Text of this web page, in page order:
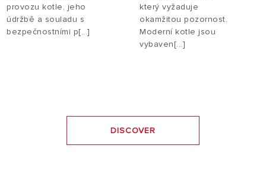
provozu kotle, jeho
údržbě a souladu s
bezpečnostními p[...]
který vyžaduje
okamžitou pozornost.
Moderní kotle jsou
vybaven[...]
DISCOVER